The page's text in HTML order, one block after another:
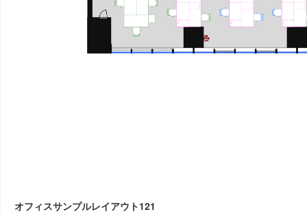
オフィスサンプルレイアウト121